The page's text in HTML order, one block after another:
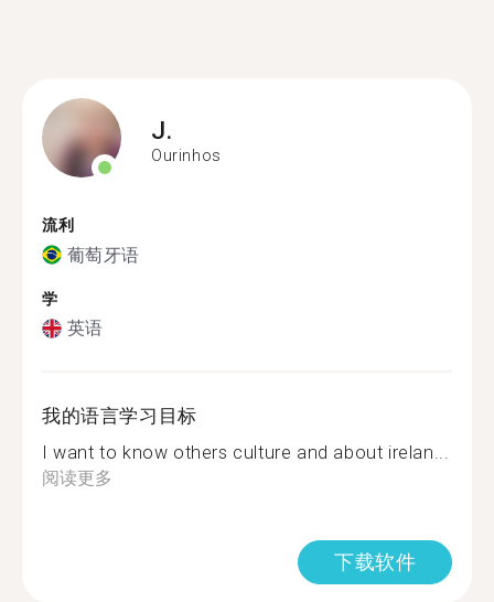
J.
Ourinhos
流利
葡萄牙语
学
英语
我的语言学习目标
I want to know others culture and about irelan...
阅读更多
下载软件